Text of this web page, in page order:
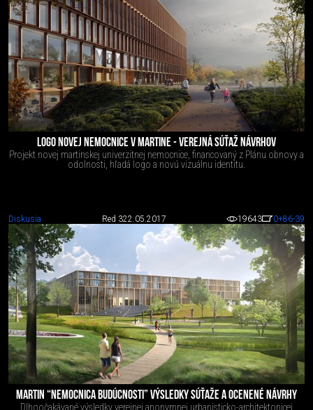
LOGO NOVEJ NEMOCNICE V MARTINE - VEREJNÁ SÚŤAŽ NÁVRHOV
Projekt novej martinskej univerzitnej nemocnice, financovaný z Plánu obnovy a
odolnosti, hľadá logo a novú vizuálnu identitu.
Diskusia Red 322.05.2017 19643 0+86-39
MARTIN “NEMOCNICA BUDÚCNOSTI” VÝSLEDKY SÚŤAŽE A OCENENÉ NÁVRHY
Dlhoočakávané výsledky verejnej anonymnej urbanisticko-architektonicej